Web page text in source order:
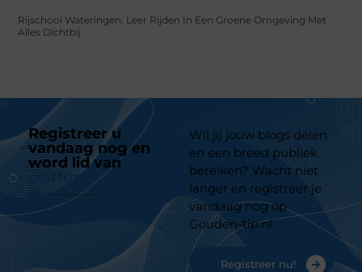
Rijschool Wateringen: Leer Rijden In Een Groene Omgeving Met
Alles Dichtbij
Registreer u
vandaag nog en
word lid van
platform
Wil jij jouw blogs delen
en een breed publiek
bereiken? Wacht niet
langer en registreer je
vandaag nog op
Gouden-tip.nl
Registreer nu!